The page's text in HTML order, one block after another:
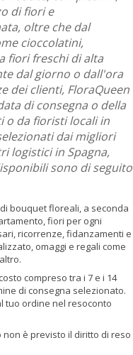
di fiori e
oltre che dal
cioccolatini,
fiori freschi di alta
dal giorno o dall'ora
dei clienti, FloraQueen
di consegna o della
o da fioristi locali in
dai migliori
logistici in Spagna,
sono di seguito
bouquet floreali, a seconda
fiori per ogni
ricorrenze, fidanzamenti e
omaggi e regali come
compreso tra i 7 e i 14
di consegna selezionato.
tuo ordine nel resoconto
è previsto il diritto di reso